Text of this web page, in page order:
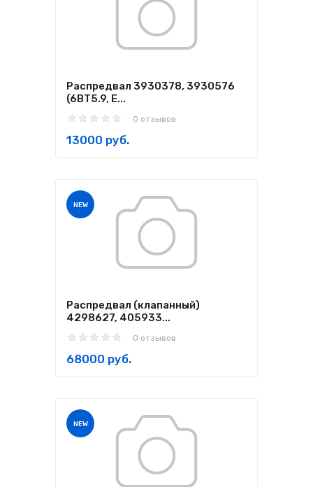
Распредвал 3930378, 3930576
(6BT5.9, E...
0 отзывов
13000 руб.
NEW
Распредвал (клапанный)
4298627, 405933...
0 отзывов
68000 руб.
NEW